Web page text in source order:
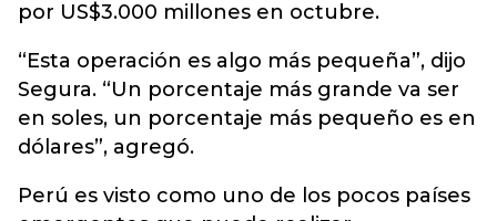
por US$3.000 millones en octubre.
“Esta operación es algo más pequeña”, dijo
Segura. “Un porcentaje más grande va ser
en soles, un porcentaje más pequeño es en
dólares”, agregó.
Perú es visto como uno de los pocos países